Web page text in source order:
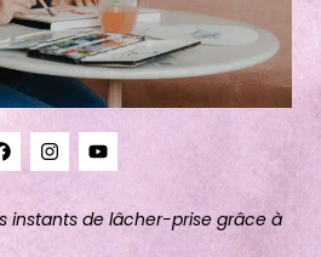
instants de lâcher-prise grâce à